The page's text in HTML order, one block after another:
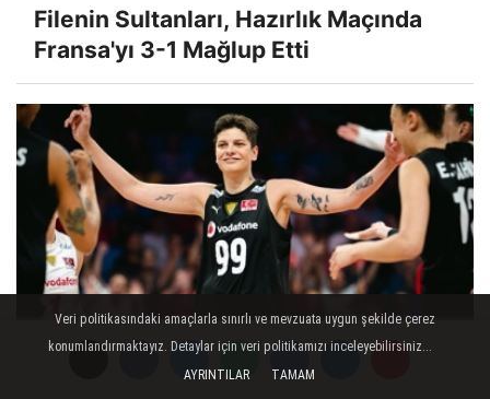
Filenin Sultanları, Hazırlık Maçında
Fransa'yı 3-1 Mağlup Etti
Ebrar Karakurt İçin Karar Verildi
Veri politikasındaki amaçlarla sınırlı ve mevzuata uygun şekilde çerez
konumlandırmaktayız. Detaylar için veri politikamızı inceleyebilirsiniz...
AYRINTILAR
TAMAM